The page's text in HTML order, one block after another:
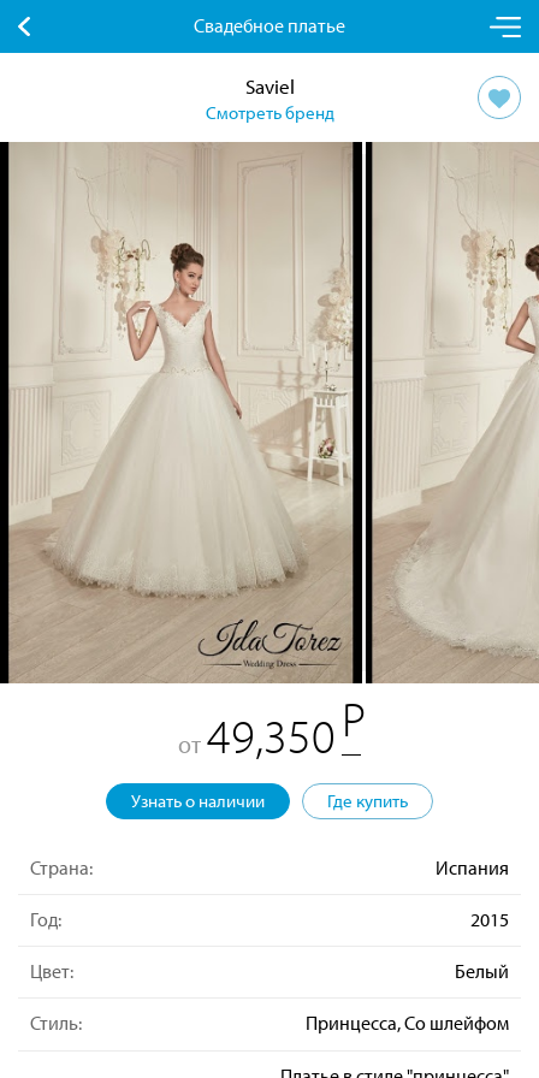
Свадебное платье
Saviel
Смотреть бренд
от 49,350
Узнать о наличии Где купить
Страна: Испания
Год: 2015
Цвет: Белый
Стиль: Принцесса, Со шлейфом